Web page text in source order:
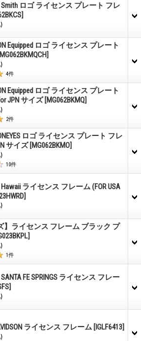
Smith ロゴ ライセンス プレート フレ
)
Equipped ロゴ ライセンス プレート
)
4件
Equipped ロゴ ライセンス プレート
JPN サイズ [MG062BKMQ]
)
2件
ロゴ ライセンス プレート フレ
サイズ [MG062BKMO]
)
10件
Hawaii ライセンス フレーム (FOR USA
)
】ライセンス フレーム ブラック プ
)
1件
SANTA FE SPRINGS ライセンス フレー
)
ライセンス フレーム [IGLF6413]
)